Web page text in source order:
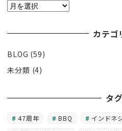
ア
ブ
カテゴ
BLOG (59)
未分類 (4)
タグ
47周年 BBQ インドネ